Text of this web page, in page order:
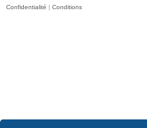
Confidentialité | Conditions